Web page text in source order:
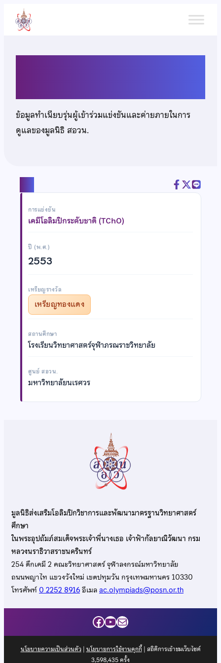
เนื้อหา
ข้อมูลทำเนียบรุ่นผู้เข้าร่วมแข่งขันและค่ายภายในการ
ดูแลของมูลนิธิ สอวน.
การแข่งขัน
เคมีโอลิมปิกระดับชาติ (TChO)
ปี (พ.ศ.)
2553
เหรียญรางวัล
เหรียญทองแดง
สถานศึกษา
โรงเรียนวิทยาศาสตร์จุฬาภรณราชวิทยาลัย
ศูนย์ สอวน.
มหาวิทยาลัยนเรศวร
มูลนิธิส่งเสริมโอลิมปิกวิชาการและพัฒนามาตรฐานวิทยาศาสตร์
ศึกษา
ในพระอุปถัมภ์สมเด็จพระเจ้าพี่นางเธอ เจ้าฟ้ากัลยาณิวัฒนา กรม
หลวงนราธิวาสราชนครินทร์
254 ตึกเคมี 2 คณะวิทยาศาสตร์ จุฬาลงกรณ์มหาวิทยาลัย
ถนนพญาไท แขวงวังใหม่ เขตปทุมวัน กรุงเทพมหานคร 10330
โทรศัพท์0 2252 8916อีเมลac.olympiads@posn.or.th
Facebook
YouTube
Mail
นโยบายความเป็นส่วนตัว| นโยบายการใช้งานคุกกี้| สถิติการเข้าชมเว็บไซต์
3,598,435ครั้ง